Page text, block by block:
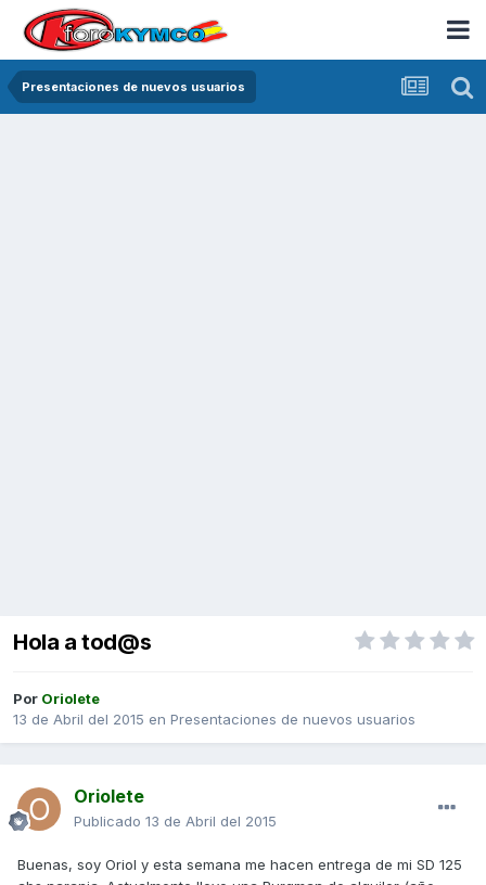
Presentaciones de nuevos usuarios
Hola a tod@s
Por Oriolete
13 de Abril del 2015 en Presentaciones de nuevos usuarios
Oriolete
Publicado 13 de Abril del 2015
Buenas, soy Oriol y esta semana me hacen entrega de mi SD 125